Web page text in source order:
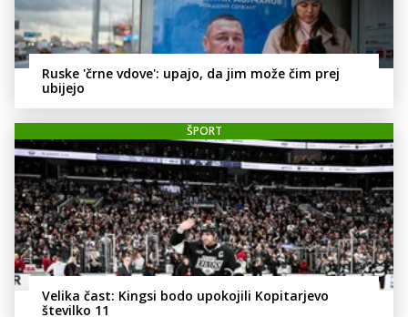
Ruske 'črne vdove': upajo, da jim može čim prej
ubijejo
ŠPORT
Velika čast: Kingsi bodo upokojili Kopitarjevo
številko 11